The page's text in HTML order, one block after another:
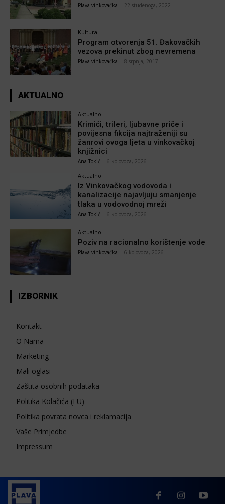
Plava vinkovačka 22 studenoga, 2022
Kultura
Program otvorenja 51. Đakovačkih
vezova prekinut zbog nevremena
Plava vinkovačka 8 srpnja, 2017
AKTUALNO
Aktualno
Krimići, trileri, ljubavne priče i
povijesna fikcija najtraženiji su
žanrovi ovoga ljeta u vinkovačkoj
knjižnici
Ana Tokić 6 kolovoza, 2026
Aktualno
Iz Vinkovačkog vodovoda i
kanalizacije najavljuju smanjenje
tlaka u vodovodnoj mreži
Ana Tokić 6 kolovoza, 2026
Aktualno
Poziv na racionalno korištenje vode
Plava vinkovačka 6 kolovoza, 2026
IZBORNIK
Kontakt
O Nama
Marketing
Mali oglasi
Zaštita osobnih podataka
Politika Kolačića (EU)
Politika povrata novca i reklamacija
Vaše Primjedbe
Impressum